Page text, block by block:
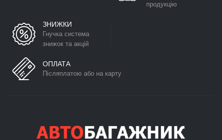
продукцію
ЗНИЖКИ
Гнучка система
знижок та акцій
ОПЛАТА
Післяплатою або на карту